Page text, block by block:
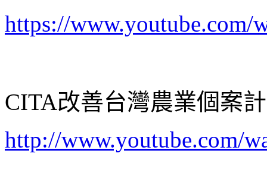
https://www.youtube.com/
CITA改善台灣農業個案
http://www.youtube.com/